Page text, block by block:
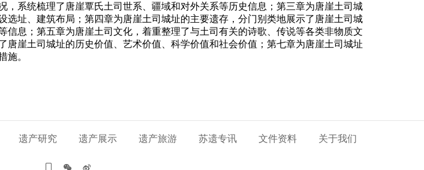
，系统梳理了唐崖覃氏土司世系、疆域和对外关系等历史信息；第三章为唐崖土司城
选址、建筑布局；第四章为唐崖土司城址的主要遗存，分门别类地展示了唐崖土司城
信息；第五章为唐崖土司文化，着重整理了与土司有关的诗歌、传说等各类非物质文
唐崖土司城址的历史价值、艺术价值、科学价值和社会价值；第七章为唐崖土司城址
施。
遗产研究 遗产展示 遗产旅游 苏遗专讯 文件资料 关于我们
 